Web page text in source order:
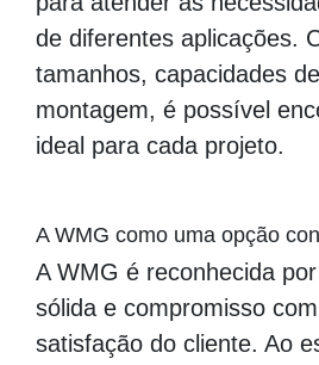
de diferentes aplicações.
tamanhos, capacidades
montagem, é possível
ideal para cada projeto.
A WMG como uma opção
A WMG é reconhecida
sólida e compromisso
satisfação do cliente. Ao